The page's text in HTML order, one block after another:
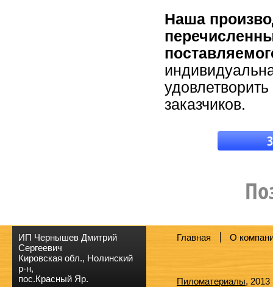
Наша
заказчиков.
ИП Чернышев Дмитрий
Сергеевич
Кировская обл., Нолинский
р-н,
пос.Красный Яр.
Главная О
Пиломатериалы, 2013